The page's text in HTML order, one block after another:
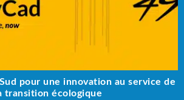
pour une innovation au service de
transition écologique